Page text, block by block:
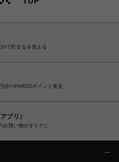
で貯まる＆使える
分のPARCOポイント進呈
プリ）
お買い物がオトクに